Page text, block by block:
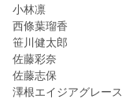
小林凛
西條葉瑠香
笹川健太郎
佐藤彩奈
佐藤志保
澤根エイジアグレース